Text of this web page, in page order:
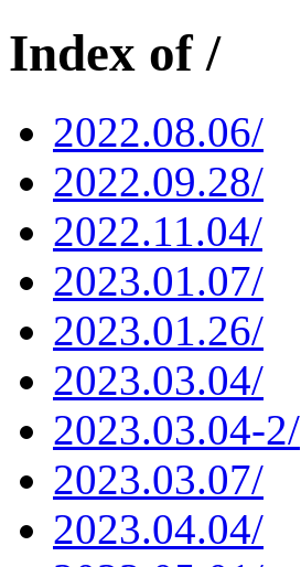
Index of /
2022.08.06/
2022.09.28/
2022.11.04/
2023.01.07/
2023.01.26/
2023.03.04/
2023.03.04-2/
2023.03.07/
2023.04.04/